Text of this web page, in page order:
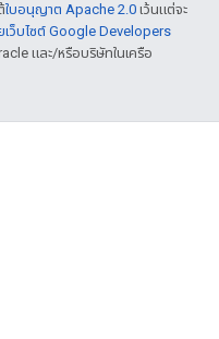
ใบอนุญาต Apache 2.0 เว้นแต่จะ
เว็บไซต์ Google Developers
และ/หรือบริษัทในเครือ